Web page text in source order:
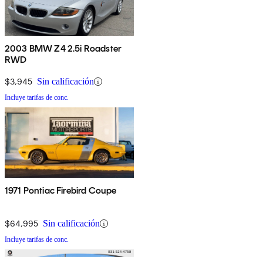
2003 BMW Z4 2.5i Roadster
RWD
$3,945 Sin calificación
Incluye tarifas de conc.
1971 Pontiac Firebird Coupe
$64,995 Sin calificación
Incluye tarifas de conc.